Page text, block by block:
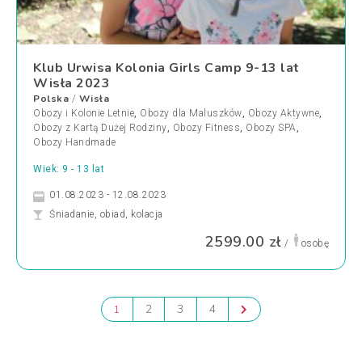
Klub Urwisa Kolonia Girls Camp 9-13 lat
Wisła 2023
Polska / Wisła
Obozy i Kolonie Letnie, Obozy dla Maluszków, Obozy Aktywne,
Obozy z Kartą Dużej Rodziny, Obozy Fitness, Obozy SPA ,
Obozy Handmade
Wiek: 9 - 13 lat
01.08.2023 - 12.08.2023
Śniadanie, obiad, kolacja
2599.00 zł / osobę
1 2 3 4